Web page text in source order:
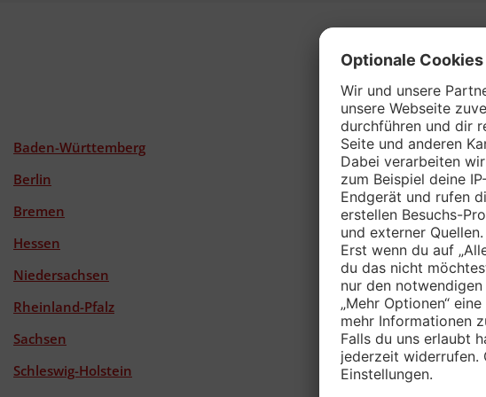
Penny
Baden-Württemberg
Berlin
Bremen
Hessen
Niedersachsen
Rheinland-Pfalz
Sachsen
Schleswig-Holstein